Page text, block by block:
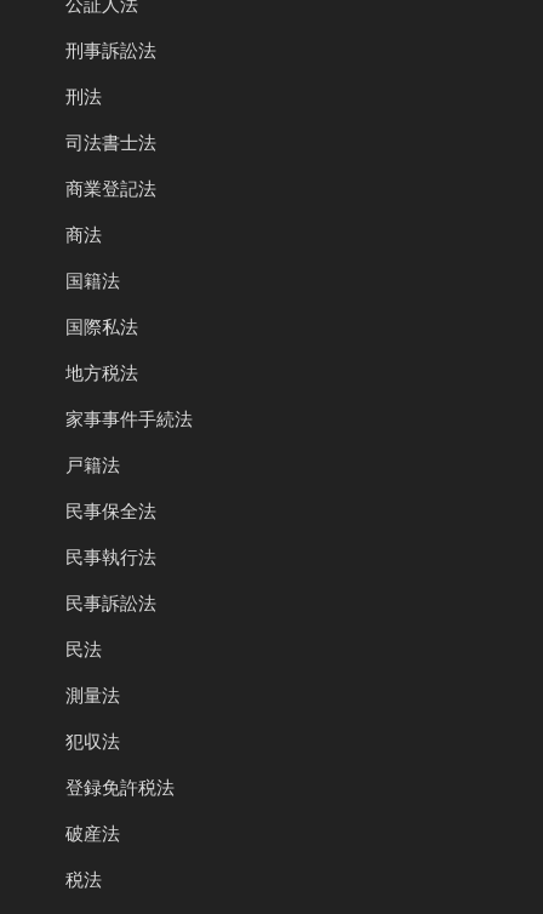
公証人法
刑事訴訟法
刑法
司法書士法
商業登記法
商法
国籍法
国際私法
地方税法
家事事件手続法
戸籍法
民事保全法
民事執行法
民事訴訟法
民法
測量法
犯収法
登録免許税法
破産法
税法